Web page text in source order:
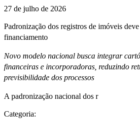
27 de julho de 2026
Padronização dos registros de imóveis
financiamento
Novo modelo nacional busca integrar
financeiras e incorporadoras, reduzindo
previsibilidade dos processos
A padronização nacional dos r
Categoria: